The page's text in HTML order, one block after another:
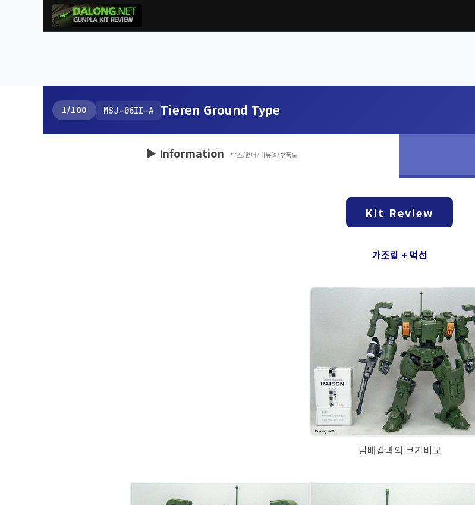
1/100 MSJ-06II-A Tieren Ground Type
▶ Information 박스/런너/매뉴얼/부품도
Kit Review
가조립 + 먹선
담배갑과의 크기비교